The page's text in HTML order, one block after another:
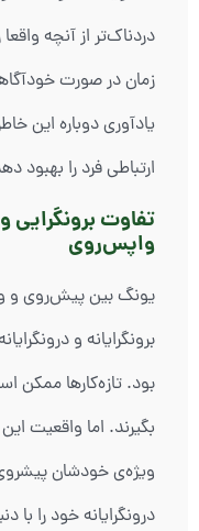
دردناک‌تر از آنچه
زمان در صورت
یادآوری دوباره این
ارتباطی فرد را بهبود
تفاوت برونگرایی
واپس‌روی
یونگ بین پیش‌روی و
برونگرایانه و
بود. تازه‌کارها ممکن
بگیرند. اما واقعیت
ویژه‌ی خودشان
درونگرایانه خود را با